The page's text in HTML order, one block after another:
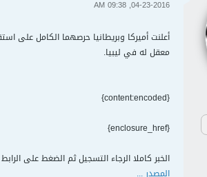
04-23-2016, 09:38 AM
أعلنت أميركا وبريطانيا حرصهما الكامل على
معقل له في ليبيا.
{content:encoded}
{enclosure_href}
الخبر كاملا الرجاء التسجيل ثم الضغط على الرابط
المصدر ...